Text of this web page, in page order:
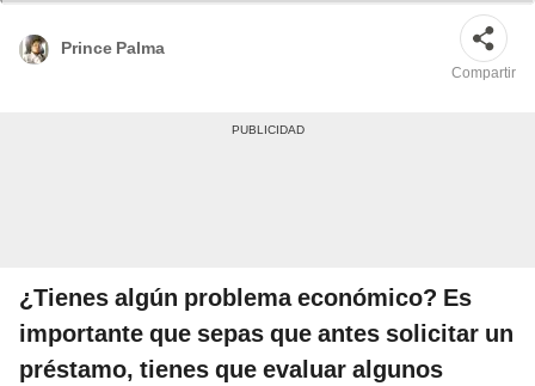
Prince Palma
Compartir
¿Tienes algún problema económico? Es
importante que sepas que antes solicitar un
préstamo, tienes que evaluar algunos